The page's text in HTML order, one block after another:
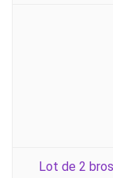
Lot de 2